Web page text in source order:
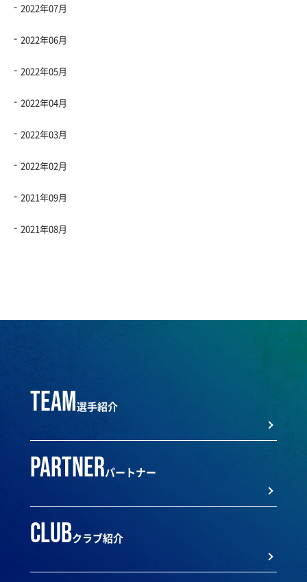
2022年07月
2022年06月
2022年05月
2022年04月
2022年03月
2022年02月
2021年09月
2021年08月
team選手紹介
partnerパートナー
clubクラブ紹介